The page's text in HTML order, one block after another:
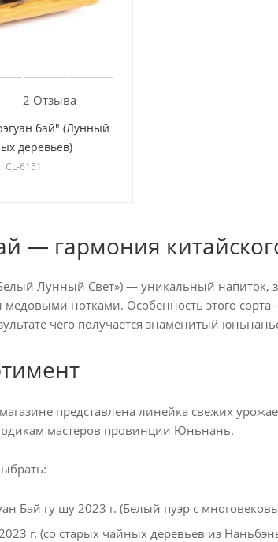
2 Отзыва
бай" (Лунный
деревьев)
CL-6151
— гармония
Лунный Свет») — уникальный
медовыми нотками. Особенность этого
чего получается знаменитый
представлена линейка свежих
мастеров провинции Юньнань.
Бай гу шу 2023 г. (Белый пуэр с
г. (со старых чайных деревьев из